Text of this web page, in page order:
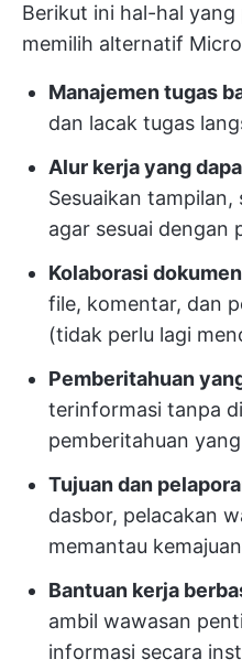
Berikut ini hal-hal
memilih alternatif
Manajemen tugas
dan lacak tugas
Alur kerja yang
Sesuaikan
agar sesuai dengan
Kolaborasi
file, komentar, dan
(tidak perlu lagi
Pemberitahuan
terinformasi tanpa
pemberitahuan
Tujuan dan
dasbor, pelacakan
memantau kemajuan
Bantuan kerja
ambil wawasan
informasi secara